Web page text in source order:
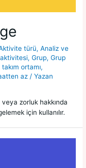
türü,Analiz ve
aktivitesi,Grup,Grup
ortamı,
az / Yazan
zorluk hakkında
için kullanılır.